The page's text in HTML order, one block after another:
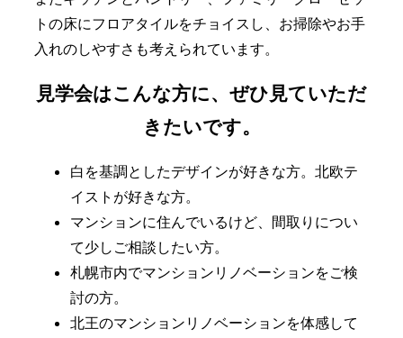
トの床にフロアタイルをチョイスし、お掃除やお手
入れのしやすさも考えられています。
見学会はこんな方に、ぜひ見ていただ
きたいです。
白を基調としたデザインが好きな方。北欧テ
イストが好きな方。
マンションに住んでいるけど、間取りについ
て少しご相談したい方。
札幌市内でマンションリノベーションをご検
討の方。
北王のマンションリノベーションを体感して